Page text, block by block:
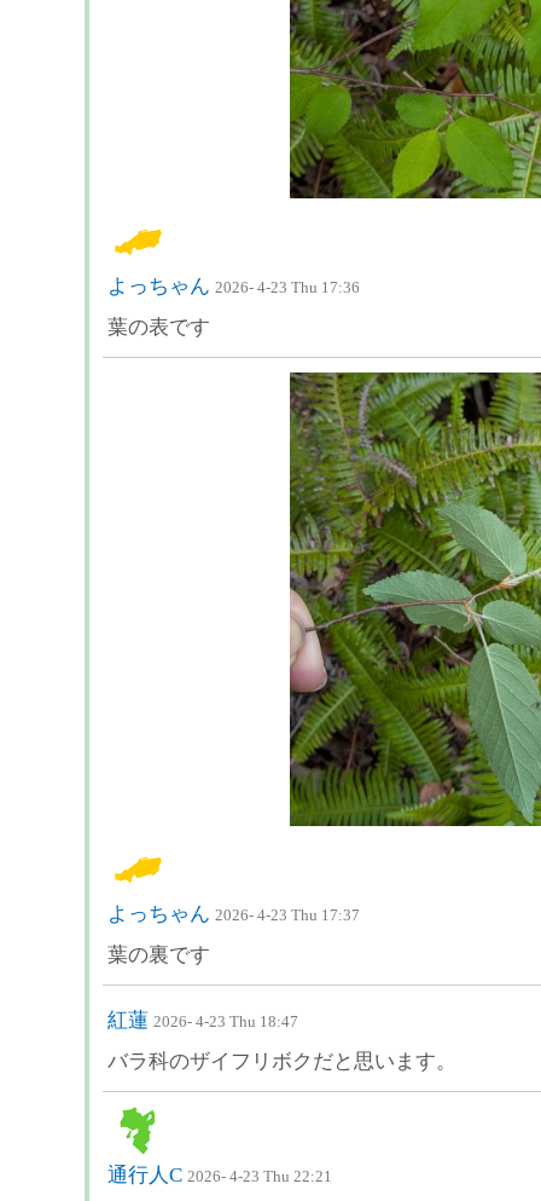
よっちゃん 2026- 4-23 Thu 17:36
葉の表です
よっちゃん 2026- 4-23 Thu 17:37
葉の裏です
紅蓮 2026- 4-23 Thu 18:47
バラ科のザイフリボクだと思います。
通行人C 2026- 4-23 Thu 22:21